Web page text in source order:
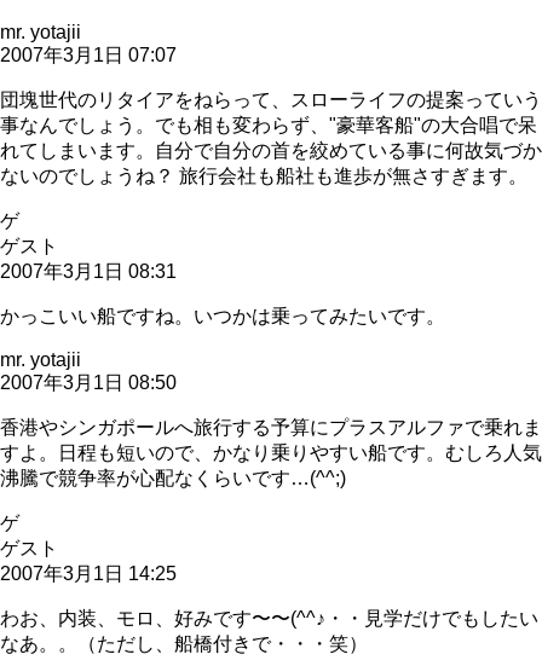
mr. yotajii
2007年3月1日 07:07
団塊世代のリタイアをねらって、スローライフの提案っていう
事なんでしょう。でも相も変わらず、"豪華客船"の大合唱で呆
れてしまいます。自分で自分の首を絞めている事に何故気づか
ないのでしょうね？ 旅行会社も船社も進歩が無さすぎます。
ゲ
ゲスト
2007年3月1日 08:31
かっこいい船ですね。いつかは乗ってみたいです。
mr. yotajii
2007年3月1日 08:50
香港やシンガポールへ旅行する予算にプラスアルファで乗れま
すよ。日程も短いので、かなり乗りやすい船です。むしろ人気
沸騰で競争率が心配なくらいです…(^^;)
ゲ
ゲスト
2007年3月1日 14:25
わお、内装、モロ、好みです〜〜(^^♪・・見学だけでもしたい
なあ。。（ただし、船橋付きで・・・笑）